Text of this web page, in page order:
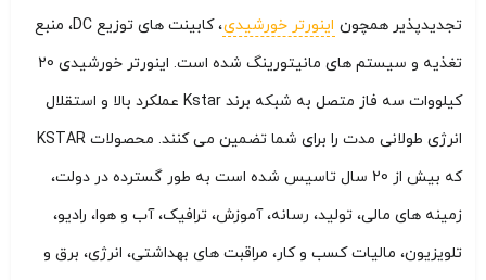
تجدیدپذیر همچون اینورتر خورشیدی
، کابینت های توزیع DC، منبع
تغذیه و سیستم های مانیتورینگ شده است. اینورتر خورشیدی 20
کیلووات سه فاز متصل به شبکه برند Kstar عملکرد بالا و استقلال
انرژی طولانی مدت را برای شما تضمین می کنند. محصولات KSTAR
که بیش از 20 سال تاسیس شده است به طور گسترده در دولت،
زمینه های مالی، تولید، رسانه، آموزش، ترافیک، آب و هوا، رادیو،
تلویزیون، مالیات کسب و کار، مراقبت های بهداشتی، انرژی، برق و